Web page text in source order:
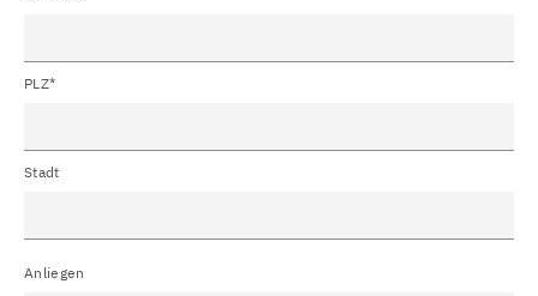
PLZ*
Stadt
Anliegen